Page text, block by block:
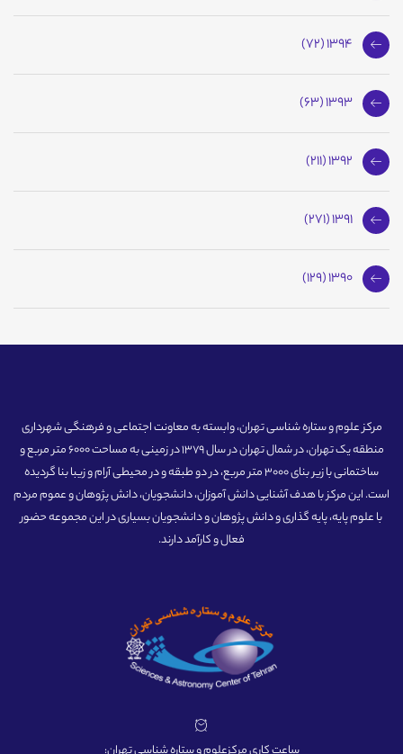
1394 (72)
1393 (63)
1392 (211)
1391 (271)
1390 (129)
مرکز علوم و ستاره شناسی تهران، وابسته به معاونت اجتماعی و فرهنگی شهرداری
منطقه یک تهران، در شمال تهران در سال 1379 در زمینی به مساحت 6000 متر مربع و
ساختمانی با زیر بنای 3000 متر مربع، در دو طبقه و در محیطی آرام و زیبا بنا گردیده
است. این مرکز با هدف آشنایی دانش آموزان، دانشجویان، دانش پژوهان و عموم مردم
با علوم پایه، پایه گذاری و دانش پژوهان و دانشجویان بسیاری در این مجموعه حضور
فعال و کارآمد دارند.